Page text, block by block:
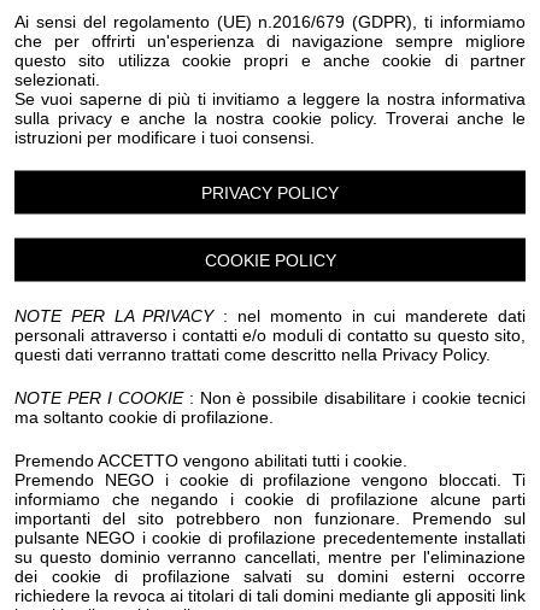
Ai sensi del regolamento (UE) n.2016/679 (GDPR), ti informiamo
che per offrirti un'esperienza di navigazione sempre migliore
questo sito utilizza cookie propri e anche cookie di partner
selezionati.
Se vuoi saperne di più ti invitiamo a leggere la nostra informativa
sulla privacy e anche la nostra cookie policy. Troverai anche le
istruzioni per modificare i tuoi consensi.
PRIVACY POLICY
COOKIE POLICY
NOTE PER LA PRIVACY: nel momento in cui manderete dati
personali attraverso i contatti e/o moduli di contatto su questo sito,
questi dati verranno trattati come descritto nella Privacy Policy.
NOTE PER I COOKIE: Non è possibile disabilitare i cookie tecnici
ma soltanto cookie di profilazione.
Premendo ACCETTO vengono abilitati tutti i cookie.
Premendo NEGO i cookie di profilazione vengono bloccati. Ti
informiamo che negando i cookie di profilazione alcune parti
importanti del sito potrebbero non funzionare. Premendo sul
pulsante NEGO i cookie di profilazione precedentemente installati
su questo dominio verranno cancellati, mentre per l'eliminazione
dei cookie di profilazione salvati su domini esterni occorre
richiedere la revoca ai titolari di tali domini mediante gli appositi link
18.30 - 20.00
Sanremo
Cultura
Condividi:
“Fuori la guerra dalla storia – l’eredità di Lidia
Menapace” è il titolo del dibattito che prende spunto
dall’omonimo libro di Lidia Menapace "Fuori la guerra
dalla storia". La discussione si misura con questioni
difficili e attualissime. La guerra è inevitabile oppure è
possibile gestire i conflitti senza ricorrere alla violenza?
È sempre un crimine? Il pensiero pacifista ha fallito? È
giusto e fattibile opporsi alle guerre con la
disobbedienza civile?